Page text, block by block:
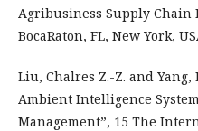
Agribusiness Supply Chain
BocaRaton, FL, New York,
Liu, Chalres Z.-Z. and
Ambient Intelligence
Management”, 15 Thе